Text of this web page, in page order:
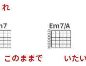
れ
このままで
Em7/A
いたい